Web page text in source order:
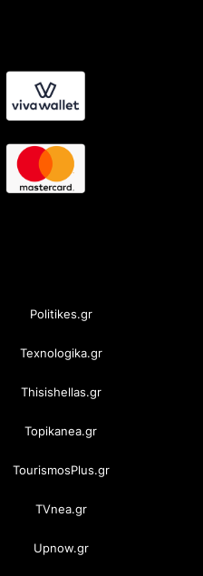
Politikes.gr
Texnologika.gr
Thisishellas.gr
Topikanea.gr
TourismosPlus.gr
TVnea.gr
Upnow.gr